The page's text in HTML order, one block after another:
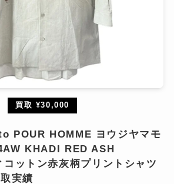
買取 ¥30,000
POUR HOMME ヨウジヤマモ
KHADI RED ASH
ットン赤灰柄プリントシャツ
実績